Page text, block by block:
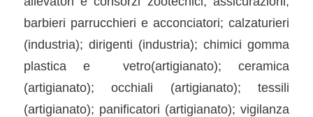
barbieri parrucchieri e acconciatori; calzaturieri
(industria); dirigenti (industria); chimici gomma
plastica e vetro(artigianato); ceramica
(artigianato); occhiali (artigianato); tessili
(artigianato); panificatori (artigianato); vigilanza